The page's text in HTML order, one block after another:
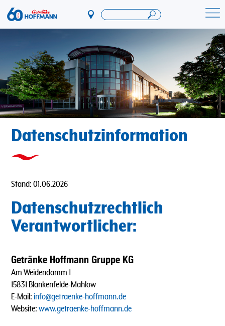
Direkt
zum
Inhalt
Startseite Getränke Hoffmann
Datenschutzinformation
Stand: 01.06.2026
Datenschutzrechtlich
Verantwortlicher:
Getränke Hoffmann Gruppe KG
Am Weidendamm 1
15831 Blankenfelde-Mahlow
E-Mail: info@getraenke-hoffmann.de
Website: www.getraenke-hoffmann.de